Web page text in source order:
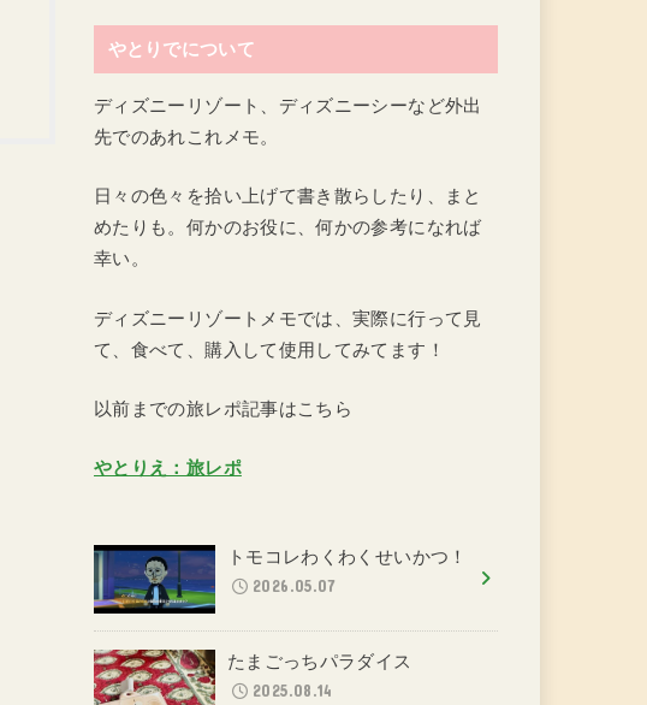
やとりでについて
ディズニーリゾート、ディズニーシーなど外出
先でのあれこれメモ。
日々の色々を拾い上げて書き散らしたり、まと
めたりも。何かのお役に、何かの参考になれば
幸い。
ディズニーリゾートメモでは、実際に行って見
て、食べて、購入して使用してみてます！
以前までの旅レポ記事はこちら
やとりえ：旅レポ
トモコレわくわくせいかつ！
2026.05.07
たまごっちパラダイス
2025.08.14